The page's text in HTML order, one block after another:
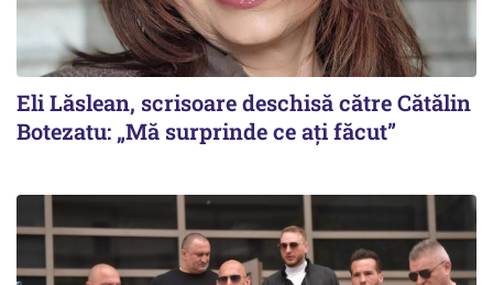
Eli Lăslean, scrisoare deschisă către Cătălin
Botezatu: „Mă surprinde ce ați făcut”